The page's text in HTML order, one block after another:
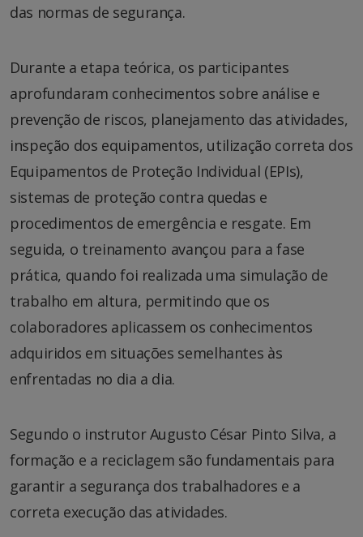
das normas de segurança.
Durante a etapa teórica, os participantes
aprofundaram conhecimentos sobre análise e
prevenção de riscos, planejamento das atividades,
inspeção dos equipamentos, utilização correta dos
Equipamentos de Proteção Individual (EPIs),
sistemas de proteção contra quedas e
procedimentos de emergência e resgate. Em
seguida, o treinamento avançou para a fase
prática, quando foi realizada uma simulação de
trabalho em altura, permitindo que os
colaboradores aplicassem os conhecimentos
adquiridos em situações semelhantes às
enfrentadas no dia a dia.
Segundo o instrutor Augusto César Pinto Silva, a
formação e a reciclagem são fundamentais para
garantir a segurança dos trabalhadores e a
correta execução das atividades.